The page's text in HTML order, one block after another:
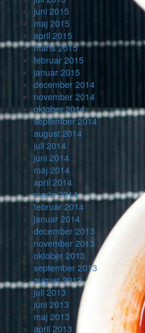
juni 2015
maj 2015
april 2015
marts 2015
februar 2015
januar 2015
december 2014
november 2014
oktober 2014
september 2014
august 2014
juli 2014
juni 2014
maj 2014
april 2014
marts 2014
februar 2014
januar 2014
december 2013
november 2013
oktober 2013
september 2013
august 2013
juli 2013
juni 2013
maj 2013
april 2013